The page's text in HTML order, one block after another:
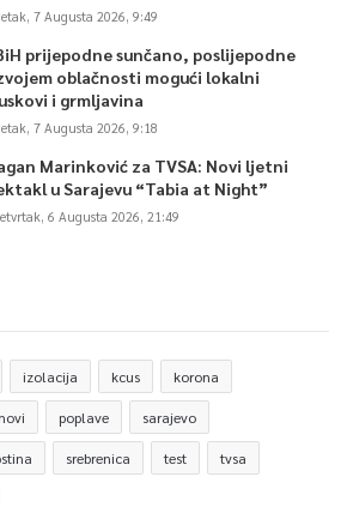
7 Augusta 2026, 9:49
prijepodne sunčano, poslijepodne
oblačnosti mogući lokalni
i grmljavina
7 Augusta 2026, 9:18
Marinković za TVSA: Novi ljetni
u Sarajevu “Tabia at Night”
6 Augusta 2026, 21:49
izolacija kcus korona
novi poplave sarajevo
srebrenica test tvsa